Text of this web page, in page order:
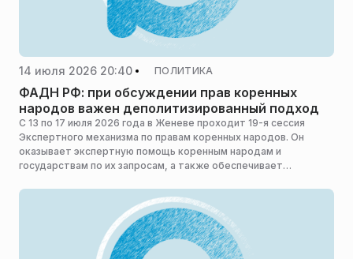
14 июля 2026 20:40 ПОЛИТИКА
ФАДН РФ: при обсуждении прав коренных
народов важен деполитизированный подход
С 13 по 17 июля 2026 года в Женеве проходит 19-я сессия
Экспертного механизма по правам коренных народов. Он
оказывает экспертную помощь коренным народам и
государствам по их запросам, а также обеспечивает
человека. Экспертный механизм состоит из семи независимых
экспертов — по одному от каждого социокультурного региона
мира, сообщает Федеральное агентство по делам
национальностей (ФАДН России).